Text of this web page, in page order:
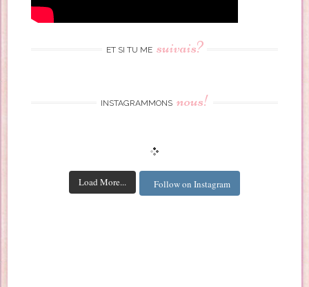
ET SI TU ME suivais?
INSTAGRAMMONS nous!
Load More... Follow on Instagram